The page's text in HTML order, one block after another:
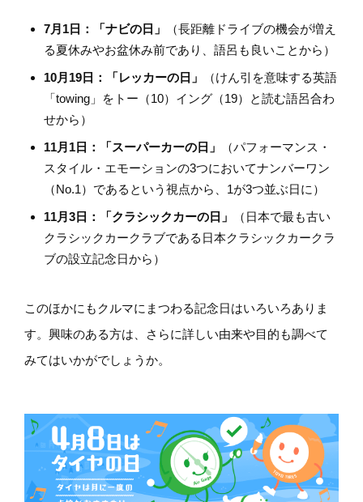
7月1日：「ナビの日」
（長距離ドライブの機会が増え
る夏休みやお盆休み前であり、語呂も良いことから）
10月19日：「レッカーの日」
（けん引を意味する英語
「towing」をトー（10）イング（19）と読む語呂合わ
せから）
11月1日：「スーパーカーの日」
（パフォーマンス・
スタイル・エモーションの3つにおいてナンバーワン
（No.1）であるという視点から、1が3つ並ぶ日に）
11月3日：「クラシックカーの日」
（日本で最も古い
クラシックカークラブである日本クラシックカークラ
ブの設立記念日から）
このほかにもクルマにまつわる記念日はいろいろありま
す。興味のある方は、さらに詳しい由来や目的も調べて
みてはいかがでしょうか。